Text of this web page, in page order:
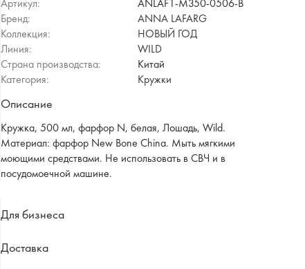
Артикул:
ANLAF1-M350-0506-B
Бренд:
ANNA LAFARG
Коллекция:
НОВЫЙ ГОД
Линия:
WILD
Страна производства:
Китай
Категория:
Кружки
Описание
Кружка, 500 мл, фарфор N, белая, Лошадь, Wild.
Материал: фарфор New Bone China. Мыть мягкими
моющими средствами. Не использовать в СВЧ и в
посудомоечной машине.
Для бизнеса
Доставка